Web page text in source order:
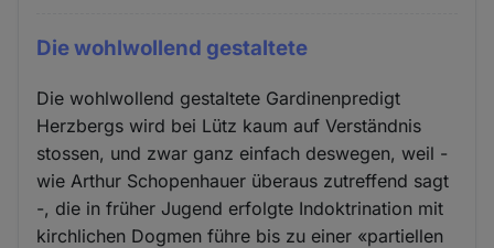
Die wohlwollend gestaltete
Die wohlwollend gestaltete Gardinenpredigt
Herzbergs wird bei Lütz kaum auf Verständnis
stossen, und zwar ganz einfach deswegen, weil -
wie Arthur Schopenhauer überaus zutreffend sagt
-, die in früher Jugend erfolgte Indoktrination mit
kirchlichen Dogmen führe bis zu einer «partiellen